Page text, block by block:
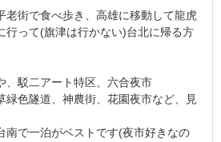
老街で食べ歩き、高雄に移動して龍虎
行って(旗津は行かない)台北に帰る方
、駁二アート特区、六合夜市
緑色隧道、神農街、花園夜市など、見
南で一泊がベストです(夜市好きなの